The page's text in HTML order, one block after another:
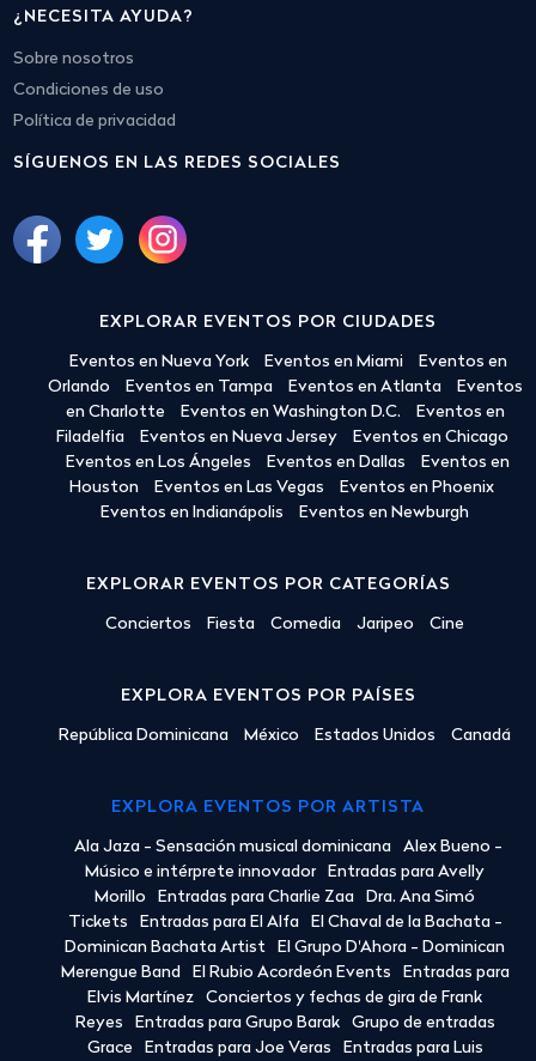
¿NECESITA AYUDA?
Sobre nosotros
Condiciones de uso
Política de privacidad
SÍGUENOS EN LAS REDES SOCIALES
EXPLORAR EVENTOS POR CIUDADES
Eventos en Nueva York Eventos en Miami
Eventos en
Orlando
Eventos en Tampa Eventos en Atlanta
Eventos
en Charlotte
Eventos en Washington D.C.
Eventos en
Filadelfia
Eventos en Nueva Jersey
Eventos en Chicago
Eventos en Los Ángeles
Eventos en Dallas
Eventos en
Houston
Eventos en Las Vegas
Eventos en Phoenix
Eventos en Indianápolis
Eventos en Newburgh
EXPLORAR EVENTOS POR CATEGORÍAS
Conciertos Fiesta Comedia Jaripeo Cine
EXPLORA EVENTOS POR PAÍSES
República Dominicana México Estados Unidos Canadá
EXPLORA EVENTOS POR ARTISTA
Ala Jaza - Sensación musical dominicana
Alex Bueno -
Músico e intérprete innovador
Entradas para Avelly
Morillo
Entradas para Charlie Zaa
Dra. Ana Simó
Tickets
Entradas para El Alfa
El Chaval de la Bachata -
Dominican Bachata Artist
El Grupo D'Ahora - Dominican
Merengue Band
El Rubio Acordeón Events
Entradas para
Elvis Martínez
Conciertos y fechas de gira de Frank
Reyes
Entradas para Grupo Barak
Grupo de entradas
Grace
Entradas para Joe Veras Entradas para Luis